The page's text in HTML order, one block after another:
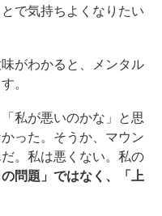
で気持ちよくなりたい
がわかると、メンタル
。
私が悪いのかな」と思
った。そうか、マウン
。私は悪くない。私の
の問題」ではなく、「上